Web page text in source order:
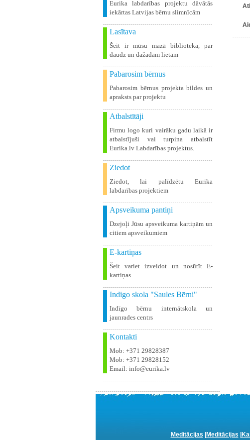
Eurika labdarības projektu dāvātās
iekārtas Latvijas bērnu slimnīcām
Lasītava
Šeit ir mūsu mazā biblioteka, par
daudz un dažādām lietām
Pabarosim bērnus
Pabarosim bērnus projekta bildes un
apraksts par projektu
Atbalstītāji
Firmu logo kuri vairāku gadu laikā ir
atbalstījuši vai turpina atbalstīt
Eurika.lv Labdarības projektus.
Ziedot
Ziedot, lai palīdzētu Eurika
labdarības projektiem
Apsveikuma pantiņi
Dzejoļi Jūsu apsveikuma kartiņām un
citiem apsveikumiem
E-kartiņas
Šeit variet izveidot un nosūtīt E-
kartiņas
Indigo skola "Saules Bērni"
Indīgo bērnu internātskola un
jaunrades centrs
Kontakti
Mob: +371 29828387
Mob: +371 29828152
Email: info@eurika.lv
Meditācijas
Meditācijas